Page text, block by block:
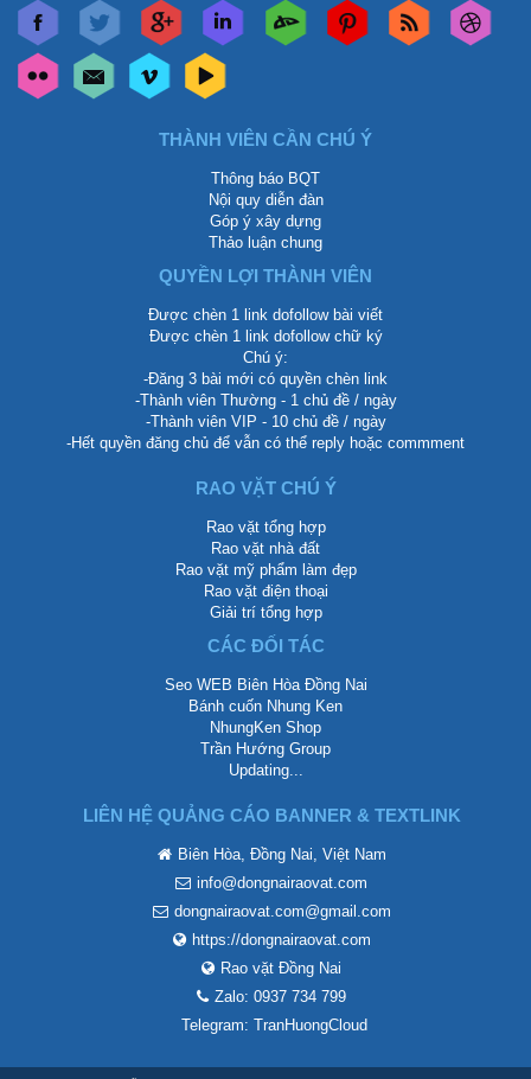
THÀNH VIÊN CẦN CHÚ Ý
Thông báo BQT
Nội quy diễn đàn
Góp ý xây dựng
Thảo luận chung
QUYỀN LỢI THÀNH VIÊN
Được chèn 1 link dofollow bài viết
Được chèn 1 link dofollow chữ ký
Chú ý:
-Đăng 3 bài mới có quyền chèn link
-Thành viên Thường - 1 chủ đề / ngày
-Thành viên VIP - 10 chủ đề / ngày
-Hết quyền đăng chủ để vẫn có thể reply hoặc commment
RAO VẶT CHÚ Ý
Rao vặt tổng hợp
Rao vặt nhà đất
Rao vặt mỹ phẩm làm đẹp
Rao vặt điện thoại
Giải trí tổng hợp
CÁC ĐỐI TÁC
Seo WEB Biên Hòa Đồng Nai
Bánh cuốn Nhung Ken
NhungKen Shop
Trần Hướng Group
Updating...
LIÊN HỆ QUẢNG CÁO BANNER & TEXTLINK
Biên Hòa, Đồng Nai, Việt Nam
info@dongnairaovat.com
dongnairaovat.com@gmail.com
https://dongnairaovat.com
Rao vặt Đồng Nai
Zalo: 0937 734 799
Telegram: TranHuongCloud